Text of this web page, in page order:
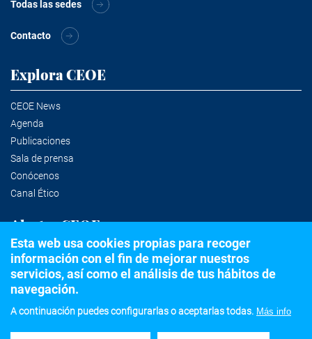
Todas las sedes
Contacto
Explora CEOE
CEOE News
Agenda
Publicaciones
Sala de prensa
Conócenos
Canal Ético
Alertas CEOE
Suscríbete a la newsletter
©2020 Confederación Española de Organizaciones Empresariales
Esta web usa cookies propias para recoger
información con el fin de mejorar nuestros
servicios, así como el análisis de tus hábitos de
navegación.
A continuación puedes configurarlas o aceptarlas todas. Más info